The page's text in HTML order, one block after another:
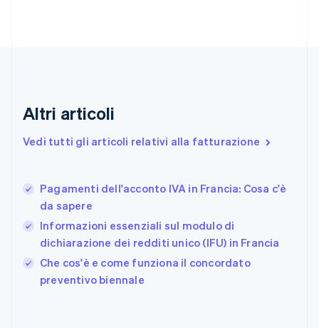
Altri articoli
Vedi tutti gli articoli relativi alla fatturazione
Pagamenti dell'acconto IVA in Francia: Cosa c'è
da sapere
Informazioni essenziali sul modulo di
dichiarazione dei redditi unico (IFU) in Francia
Che cos'è e come funziona il concordato
preventivo biennale
English
Estonia
Francia
Français
Germania
DeutschEnglish
Giappone
Gibilterra
English